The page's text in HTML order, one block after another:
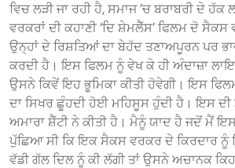
ਵਿਚ ਲੜੀ ਜਾ ਰਹੀ ਹੈ, ਸਮਾਜ ’ਚ ਬਰਾਬਰੀ ਦੇ
ਵਰਕਰਾਂ ਦੀ ਕਹਾਣੀ ‘ਦਿ ਸ਼ੇਮਲੈੱਸ’ ਫਿਲਮ ਦੋ ਸੈਕਸ
ਉਨ੍ਹਾਂ ਦੇ ਰਿਸ਼ਤਿਆਂ ਦਾ ਬੇਹੱਦ ਤਣਾਅਪੂਰਨ ਪਰ
ਕਰਦੀ ਹੈ। ਇਸ ਫਿਲਮ ਨੂੰ ਵੇਖ ਕੇ ਹੀ ਅੰਦਾਜ਼ਾ
ਉਸਨੇ ਕਿਵੇਂ ਇਹ ਭੂਮਿਕਾ ਕੀਤੀ ਹੋਵੇਗੀ। ਇਸ
ਦਾ ਸਿਖਰ ਛੂੰਹਦੀ ਹੋਈ ਮਹਿਸੂਸ ਹੁੰਦੀ ਹੈ। ਇਸ ਦੀ
ਅਮਾਰਾ ਸ਼ੈੱਟੀ ਨੇ ਕੀਤੀ ਹੈ। ਮੈਨੂੰ ਯਾਦ ਹੈ ਜਦੋਂ ਮੈਂ
ਪੁੱਛਿਆ ਸੀ ਕਿ ਇਕ ਸੈਕਸ ਵਰਕਰ ਦੇ ਕਿਰਦਾਰ ਨੂੰ
ਵੱਡੀ ਗੱਲ ਦਿਲ ਨੂੰ ਕੀ ਲੱਗੀ ਤਾਂ ਉਸਨੇ ਅਚਾਨਕ